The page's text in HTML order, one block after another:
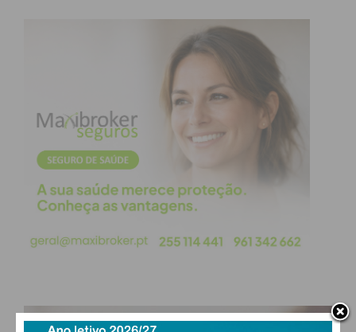
Eu li e concordo com ostermos e
condições
PAÇOS DE FERREIRA